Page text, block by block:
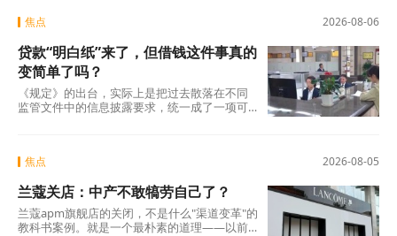
2026-08-06
焦点
贷款“明白纸”来了，但借钱这件事真的
变简单了吗？
《规定》的出台，实际上是把过去散落在不同
监管文件中的信息披露要求，统一成了一项可
获客、担保增信等领域的第三方合作机构统一
须在你借钱之前，把全部费用列在一张表上，
算清年化综合成本，让你签字确认。 这张表，
业内称之为贷款“明白纸”。
2026-08-05
焦点
兰蔻关店：中产不敢犒劳自己了？
兰蔻apm旗舰店的关闭，不是什么"渠道变革"的
教科书案例。就是一个最朴素的道理——以前